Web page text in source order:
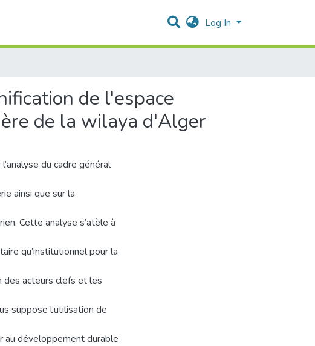
Log In
de l'espace
de la wilaya d'Alger
du cadre général
ainsi que sur la
Cette analyse s’atèle à
qu’institutionnel pour la
des acteurs clefs et les
suppose l’utilisation de
au développement durable